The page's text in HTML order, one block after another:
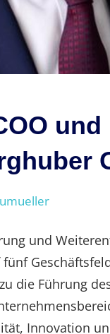
und
die Führung
Innovation